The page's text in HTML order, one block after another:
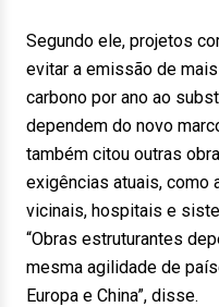
Segundo ele, projetos
evitar a emissão de
carbono por ano ao
dependem do novo
também citou outras
exigências atuais, como
vicinais, hospitais e
“Obras estruturantes
mesma agilidade de
Europa e China”, disse.